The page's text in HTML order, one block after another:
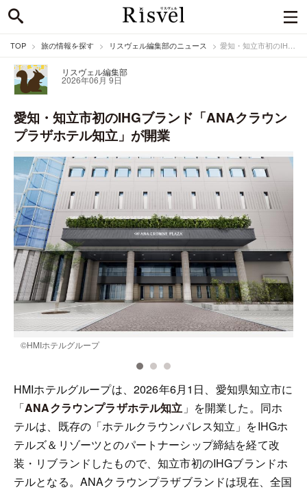
TOP 旅の情報を探す リスヴェル編集部のニュース 愛知・知立市初のIHGブランド「ANAクラウンプラザホテル知立」が開業
リスヴェル編集部
2026年06月 9日
愛知・知立市初のIHGブランド「ANAクラウン
プラザホテル知立」が開業
©️HMIホテルグループ
HMIホテルグループは、2026年6月1日、愛知県知立市に
「ANAクラウンプラザホテル知立 」を開業した。同ホ
テルは、既存の「ホテルクラウンパレス知立」をIHGホ
テルズ＆リゾーツとのパートナーシップ締結を経て改
装・リブランドしたもので、知立市初のIHGブランドホ
テルとなる。ANAクラウンプラザブランドは現在、全国